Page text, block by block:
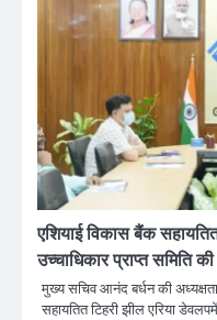
एशियाई विकास बैंक
उच्चाधिकार प्राप्त समिति
मुख्य सचिव आनंद बर्धन की
सहायतित टिहरी झील एरिया